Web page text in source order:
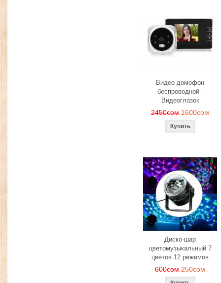
Видео домофон
беспроводной -
Видеоглазок
2450сом 1600сом
Диско-шар
цветомузыкальный 7
цветов 12 режимов
600сом 250сом